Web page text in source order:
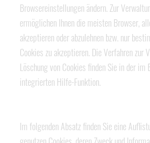
Browsereinstellungen ändern. Zur
ermöglichen Ihnen die meisten Browser,
akzeptieren oder abzulehnen bzw. nur
Cookies zu akzeptieren. Die Verfahren zur
Löschung von Cookies finden Sie in der im
integrierten Hilfe-Funktion.
Im folgenden Absatz finden Sie eine